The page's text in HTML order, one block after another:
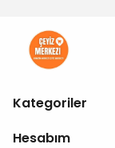
Kategoriler
Hesabım